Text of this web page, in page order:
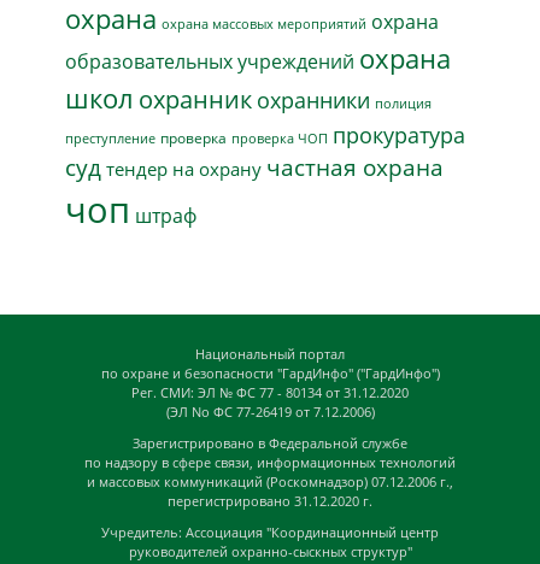
охрана охрана массовых мероприятий охрана
образовательных учреждений охрана
школ охранник охранники полиция
преступление проверка проверка ЧОП прокуратура
суд тендер на охрану частная охрана
чоп штраф
Национальный портал
по охране и безопасности "ГардИнфо" ("ГардИнфо")
Рег. СМИ: ЭЛ № ФС 77 - 80134 от 31.12.2020
(ЭЛ No ФС 77-26419 от 7.12.2006)
Зарегистрировано в Федеральной службе
по надзору в сфере связи, информационных технологий
и массовых коммуникаций (Роскомнадзор) 07.12.2006 г.,
перегистрировано 31.12.2020 г.
Учредитель: Ассоциация "Координационный центр
руководителей охранно-сыскных структур"